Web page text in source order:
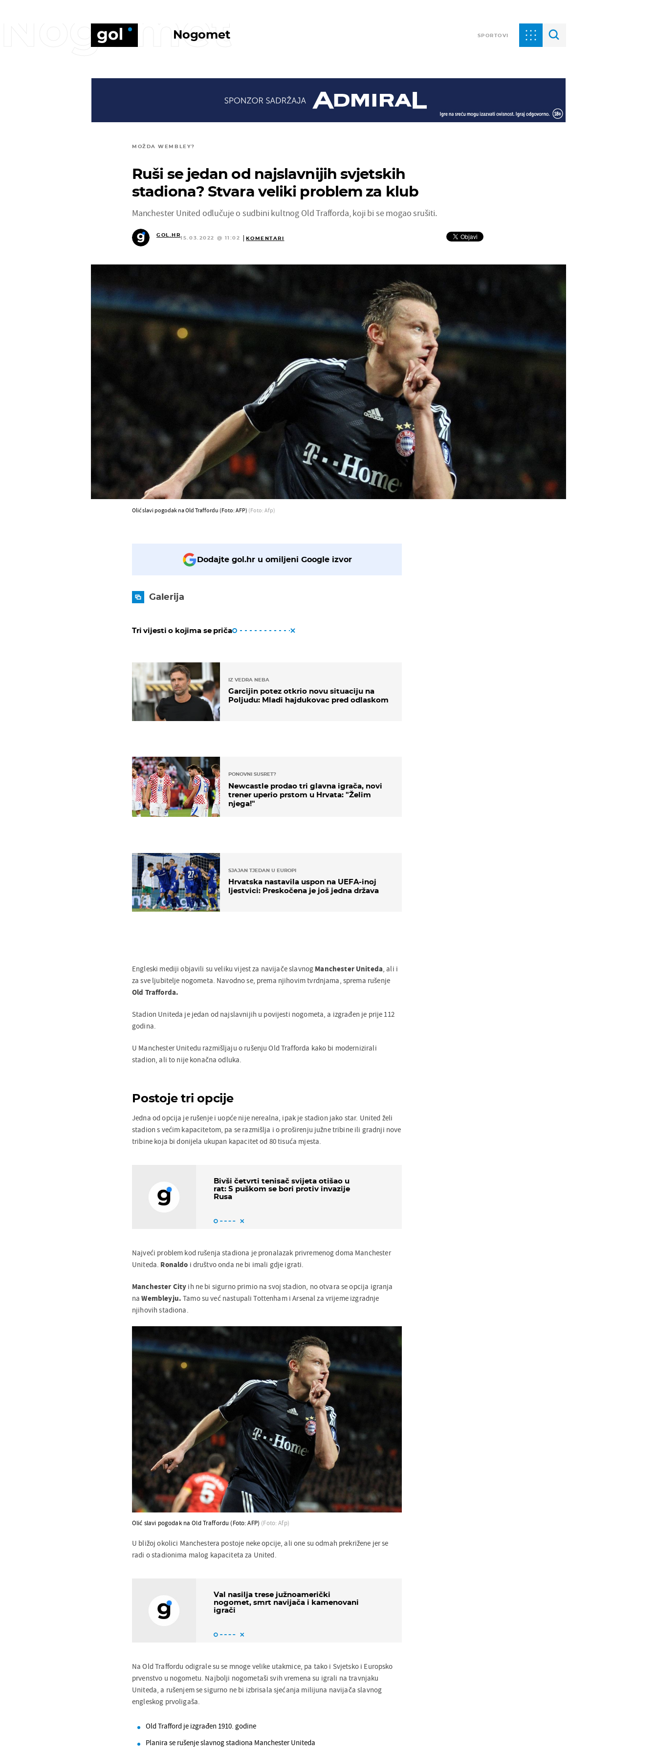
Nogomet SPORTOVI
Nogomet
MOŽDA WEMBLEY?
Ruši se jedan od najslavnijih svjetskih
stadiona? Stvara veliki problem za klub
Manchester United odlučuje o sudbini kultnog Old Trafforda, koji bi se mogao srušiti.
GOL.HR
15.03.2022 @ 11:02 KOMENTARI
Olić slavi pogodak na Old Traffordu (Foto: AFP) (Foto: Afp)
Dodajte gol.hr u omiljeni Google izvor
Galerija
Tri vijesti o kojima se priča
IZ VEDRA NEBA
Garcijin potez otkrio novu situaciju na
Poljudu: Mladi hajdukovac pred odlaskom
PONOVNI SUSRET?
Newcastle prodao tri glavna igrača, novi
trener uperio prstom u Hrvata: "Želim
njega!"
SJAJAN TJEDAN U EUROPI
Hrvatska nastavila uspon na UEFA-inoj
ljestvici: Preskočena je još jedna država
Engleski mediji objavili su veliku vijest za navijače slavnog Manchester Uniteda, ali i
za sve ljubitelje nogometa. Navodno se, prema njihovim tvrdnjama, sprema rušenje
Old Trafforda.
Stadion Uniteda je jedan od najslavnijih u povijesti nogometa, a izgrađen je prije 112
godina.
U Manchester Unitedu razmišljaju o rušenju Old Trafforda kako bi modernizirali
stadion, ali to nije konačna odluka.
Postoje tri opcije
Jedna od opcija je rušenje i uopće nije nerealna, ipak je stadion jako star. United želi
stadion s većim kapacitetom, pa se razmišlja i o proširenju južne tribine ili gradnji nove
tribine koja bi donijela ukupan kapacitet od 80 tisuća mjesta.
Bivši četvrti tenisač svijeta otišao u
rat: S puškom se bori protiv invazije
Rusa
Najveći problem kod rušenja stadiona je pronalazak privremenog doma Manchester
Uniteda. Ronaldo i društvo onda ne bi imali gdje igrati.
Manchester City ih ne bi sigurno primio na svoj stadion, no otvara se opcija igranja
naWembleyju. Tamo su već nastupali Tottenham i Arsenal za vrijeme izgradnje
njihovih stadiona.
Olić slavi pogodak na Old Traffordu (Foto: AFP) (Foto: Afp)
U bližoj okolici Manchestera postoje neke opcije, ali one su odmah prekrižene jer se
radi o stadionima malog kapaciteta za United.
Val nasilja trese južnoamerički
nogomet, smrt navijača i kamenovani
igrači
Na Old Traffordu odigrale su se mnoge velike utakmice, pa tako i Svjetsko i Europsko
prvenstvo u nogometu. Najbolji nogometaši svih vremena su igrali na travnjaku
Uniteda, a rušenjem se sigurno ne bi izbrisala sjećanja milijuna navijača slavnog
engleskog prvoligaša.
Old Trafford je izgrađen 1910. godine
Planira se rušenje slavnog stadiona Manchester Uniteda